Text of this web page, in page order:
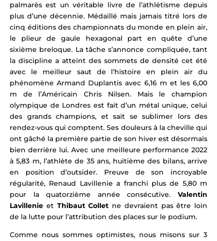
palmarès est un véritable livre de l’athlétisme depuis
plus d’une décennie. Médaillé mais jamais titré lors de
cinq éditions des championnats du monde en plein air,
le plieur de gaule hexagonal part en quête d’une
sixième breloque. La tâche s’annonce compliquée, tant
la discipline a atteint des sommets de densité cet été
avec le meilleur saut de l’histoire en plein air du
phénomène Armand Duplantis avec 6,16 m et les 6,00
m de l’Américain Chris Nilsen. Mais le champion
olympique de Londres est fait d’un métal unique, celui
des grands champions, etsait se sublimer lors des
rendez-vous qui comptent.Ses douleurs à la cheville qui
ont gâché la première partie de son hiver est désormais
bien derrière lui.Avec une meilleure performance 2022
à 5,83 m, l’athlète de 35 ans, huitième des bilans, arrive
en position d’outsider. Preuve de son incroyable
régularité, Renaud Lavillenie a franchi plus de 5,80 m
pour la quatorzième année consécutive. Valentin
Lavillenie et Thibaut Collet ne devraient pas être loin
de la lutte pour l’attribution des places sur le podium.
Comme nous sommes optimistes, nous misons sur 3